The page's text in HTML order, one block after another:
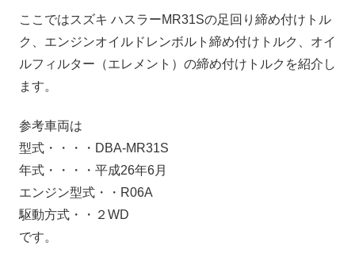
ここではスズキ ハスラーMR31Sの足回り締め付けトル
ク、エンジンオイルドレンボルト締め付けトルク、オイ
ルフィルター（エレメント）の締め付けトルクを紹介し
ます。
参考車両は
型式・・・・DBA-MR31S
年式・・・・平成26年6月
エンジン型式・・R06A
駆動方式・・２WD
です。